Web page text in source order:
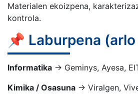
Materialen ekoizpena,
kontrola.
📌 Laburpena
Informatika → Geminys, Ayesa,
Kimika / Osasuna → Viralgen,